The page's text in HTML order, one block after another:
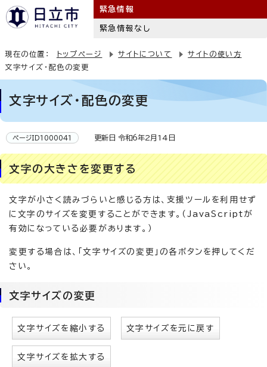
緊急情報
緊急情報なし
現在の位置： トップページ サイトについて
サイトの使い方
文字サイズ・配色の変更
文字サイズ・配色の変更
ページID1000041 更新日 令和6年2月14日
文字の大きさを変更する
文字が小さく読みづらいと感じる方は、支援ツールを利用せず
に文字のサイズを変更することができます。（JavaScriptが
有効になっている必要があります。）
変更する場合は、「文字サイズの変更」の各ボタンを押してくだ
さい。
文字サイズの変更
文字サイズを縮小する 文字サイズを元に戻す
文字サイズを拡大する